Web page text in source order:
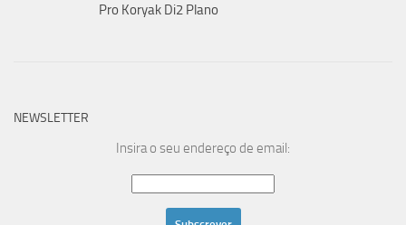
Pro Koryak Di2 Plano
NEWSLETTER
Insira o seu endereço de email: